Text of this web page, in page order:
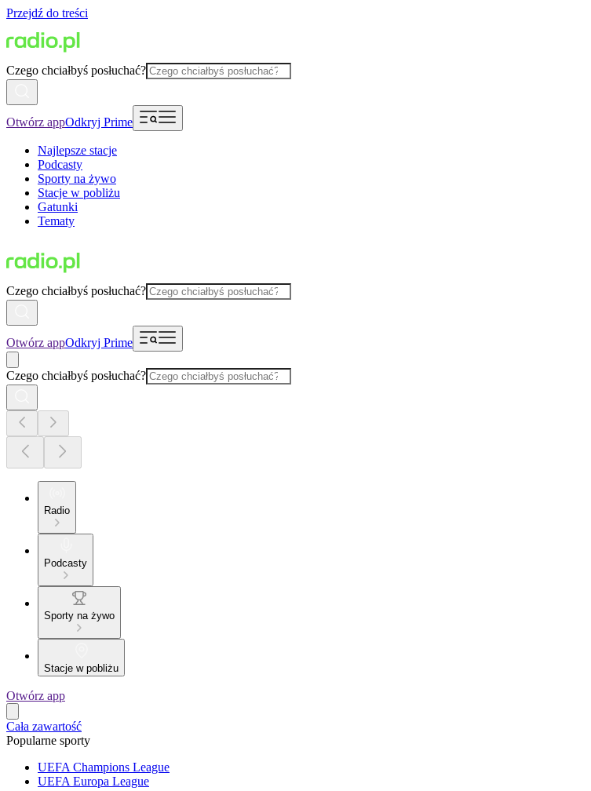
Przejdź do treści
Czego chciałbyś posłuchać?
Otwórz appOdkryj Prime
Najlepsze stacje
Podcasty
Sporty na żywo
Stacje w pobliżu
Gatunki
Tematy
Czego chciałbyś posłuchać?
Otwórz appOdkryj Prime
Czego chciałbyś posłuchać?
Radio
Podcasty
Sporty na żywo
Stacje w pobliżu
Otwórz app
Cała zawartość
Popularne sporty
UEFA Champions League
UEFA Europa League